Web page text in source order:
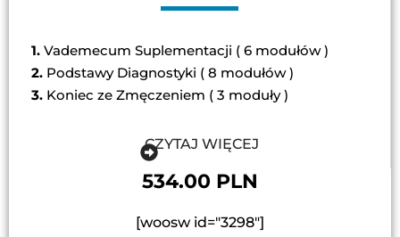
1. Vademecum Suplementacji ( 6 modułów )
2. Podstawy Diagnostyki ( 8 modułów )
3. Koniec ze Zmęczeniem ( 3 moduły )
CZYTAJ WIĘCEJ
534.00 PLN
[woosw id="3298"]